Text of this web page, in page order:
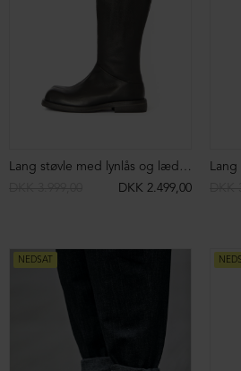
Lang støvle med lynlås og lædersål
DKK 2.499,00
NEDSAT